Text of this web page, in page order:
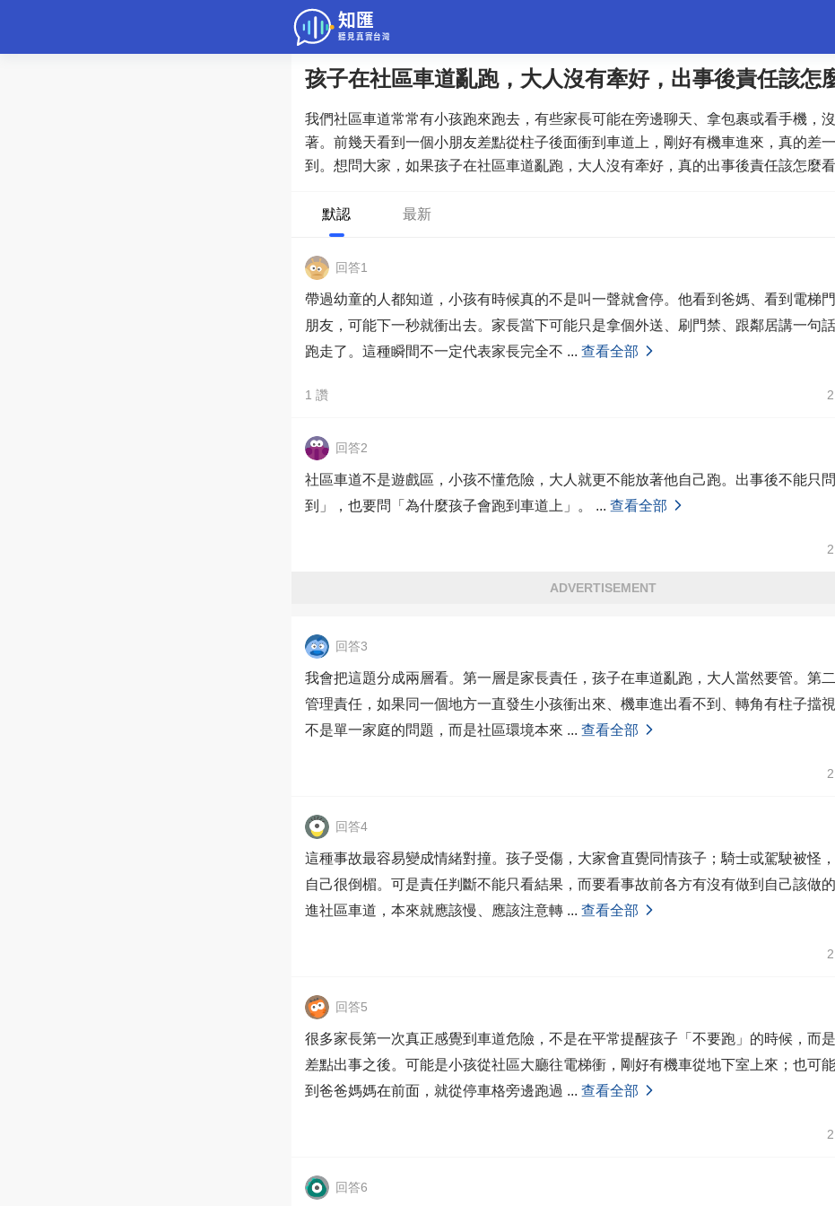
孩子在社區車道亂跑，大人沒有牽好，出事後責任該怎
我們社區車道常常有小孩跑來跑去，有些家長可能在旁邊聊天、拿包裹或看手機，
著。前幾天看到一個小朋友差點從柱子後面衝到車道上，剛好有機車進來，真的差
到。想問大家，如果孩子在社區車道亂跑，大人沒有牽好，真的出事後責任該怎麼
默認
最新
回答1
帶過幼童的人都知道，小孩有時候真的不是叫一聲就會停。他看到爸媽、看到電梯
朋友，可能下一秒就衝出去。家長當下可能只是拿個外送、刷門禁、跟鄰居講一句
跑走了。這種瞬間不一定代表家長完全不 ... 查看全部
1 讚
回答2
社區車道不是遊戲區，小孩不懂危險，大人就更不能放著他自己跑。出事後不能只
到」，也要問「為什麼孩子會跑到車道上」。 ... 查看全部
ADVERTISEMENT
回答3
我會把這題分成兩層看。第一層是家長責任，孩子在車道亂跑，大人當然要管。第
管理責任，如果同一個地方一直發生小孩衝出來、機車進出看不到、轉角有柱子擋
不是單一家庭的問題，而是社區環境本來 ... 查看全部
回答4
這種事故最容易變成情緒對撞。孩子受傷，大家會直覺同情孩子；騎士或駕駛被怪
自己很倒楣。可是責任判斷不能只看結果，而要看事故前各方有沒有做到自己該做
進社區車道，本來就應該慢、應該注意轉 ... 查看全部
回答5
很多家長第一次真正感覺到車道危險，不是在平常提醒孩子「不要跑」的時候，而
差點出事之後。可能是小孩從社區大廳往電梯衝，剛好有機車從地下室上來；也可
到爸爸媽媽在前面，就從停車格旁邊跑過 ... 查看全部
回答6
問答
綜合問題 婚姻情感 職場 夫妻生活 生活妙招 體育 育兒
老年病科普